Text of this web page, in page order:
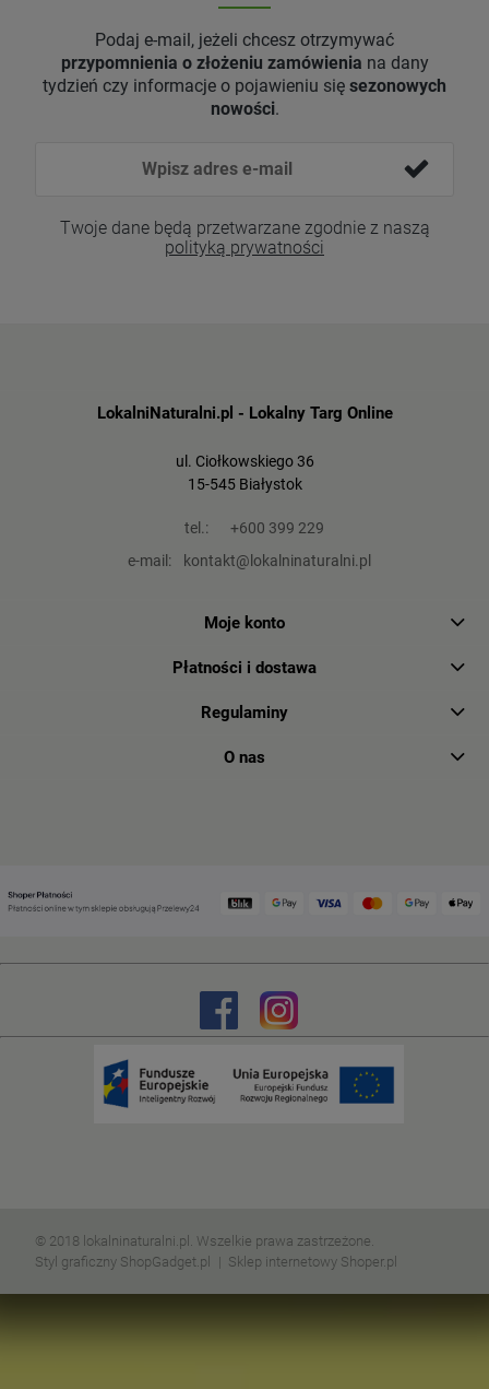
Podaj e-mail, jeżeli chcesz otrzymywać
przypomnienia o złożeniu zamówienia na dany
tydzień czy informacje o pojawieniu się sezonowych
nowości.
Twoje dane będą przetwarzane zgodnie z naszą
polityką prywatności
LokalniNaturalni.pl - Lokalny Targ Online
ul. Ciołkowskiego 36
15-545 Białystok
tel.:
+600 399 229
e-mail:
kontakt@lokalninaturalni.pl
Moje konto
Płatności i dostawa
Regulaminy
O nas
© 2018 lokalninaturalni.pl. Wszelkie prawa zastrzeżone.
Styl graficzny ShopGadget.pl
Sklep internetowy Shoper.pl